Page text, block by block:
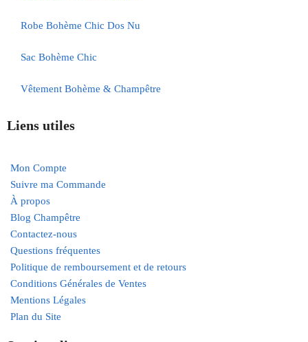
Robe Bohème Chic Dos Nu
Sac Bohème Chic
Vêtement Bohème & Champêtre
Liens utiles
Mon Compte
Suivre ma Commande
À propos
Blog Champêtre
Contactez-nous
Questions fréquentes
Politique de remboursement et de retours
Conditions Générales de Ventes
Mentions Légales
Plan du Site